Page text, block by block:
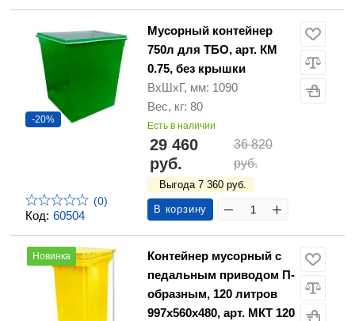
Код: 60504
-20%
(0)
Мусорный контейнер
750л для ТБО, арт. КМ
0.75, без крышки
ВхШхГ, мм: 1090
Вес, кг: 80
Есть в наличии
29 460
руб.
36 820
руб.
Выгода 7 360 руб.
В корзину
Новинка
Контейнер мусорный с
педальным приводом П-
образным, 120 литров
997х560х480, арт. МКТ 120